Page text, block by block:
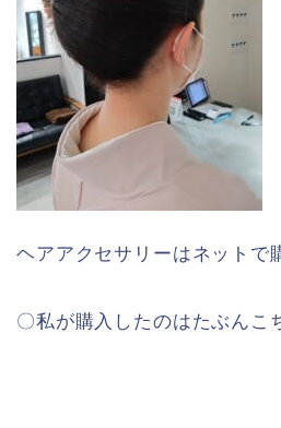
ヘアアクセサリーはネットで
〇私が購入したのはたぶんこ